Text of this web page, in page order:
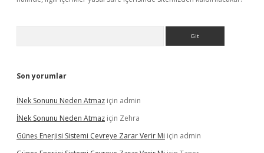
Son yorumlar
İNek Sonunu Neden Atmaz için admin
İNek Sonunu Neden Atmaz için Zehra
Güneş Enerjisi Sistemi Çevreye Zarar Verir Mi için admin